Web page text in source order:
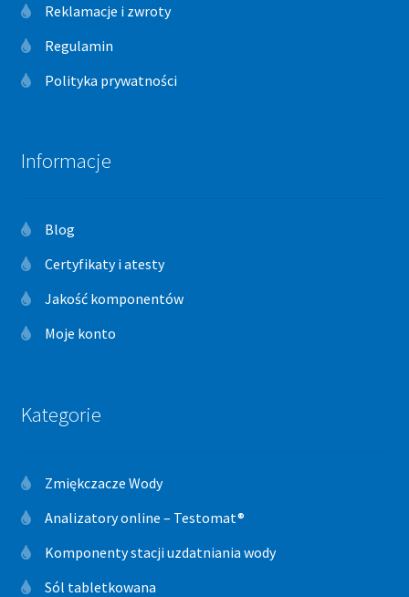
Reklamacje i zwroty
Regulamin
Polityka prywatności
Informacje
Blog
Certyfikaty i atesty
Jakość komponentów
Moje konto
Kategorie
Zmiękczacze Wody
Analizatory online – Testomat®
Komponenty stacji uzdatniania wody
Sól tabletkowana